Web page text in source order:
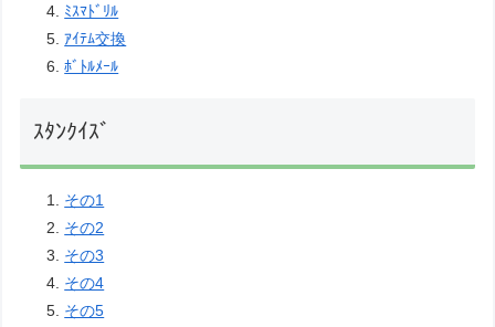
ﾐｽﾏﾄﾞﾘﾙ
ｱｲﾃﾑ交換
ﾎﾞﾄﾙﾒｰﾙ
ｽﾀﾝｸｲｽﾞ
その1
その2
その3
その4
その5